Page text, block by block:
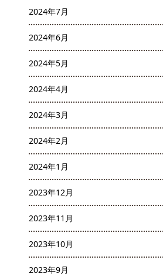
2024年7月
2024年6月
2024年5月
2024年4月
2024年3月
2024年2月
2024年1月
2023年12月
2023年11月
2023年10月
2023年9月